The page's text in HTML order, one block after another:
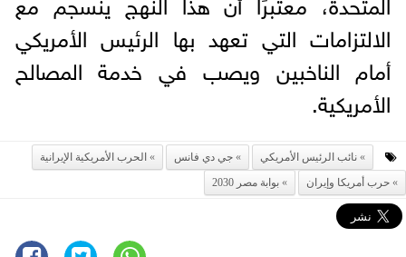
الالتزامات التي تعهد بها الرئيس الأمريكي
أمام الناخبين ويصب في خدمة المصالح
الأمريكية.
نائب الرئيس الأمريكي جي دي فانس
الحرب الأمريكية الإيرانية
حرب أمريكا وإيران
بوابة مصر 2030